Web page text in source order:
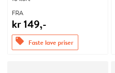
FRA
kr 149,-
offers Faste lave priser